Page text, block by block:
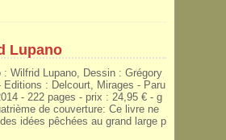
Lupano
: Wilfrid Lupano, Dessin : Grégory
Editions : Delcourt, Mirages - Paru
- 222 pages - prix : 24,95 € - g
de couverture: Ce livre ne
idées pêchées au grand large p